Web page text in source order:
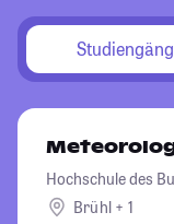
Hochschule des
Brühl + 1